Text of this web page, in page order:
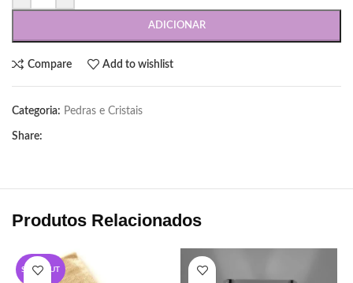
ADICIONAR
Compare Add to wishlist
Categoria: Pedras e Cristais
Share:
Produtos Relacionados
SOLD OUT